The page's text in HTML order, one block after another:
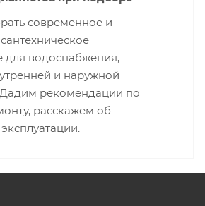
современное и
для водоснабжения,
и наружной
рекомендации по
расскажем об